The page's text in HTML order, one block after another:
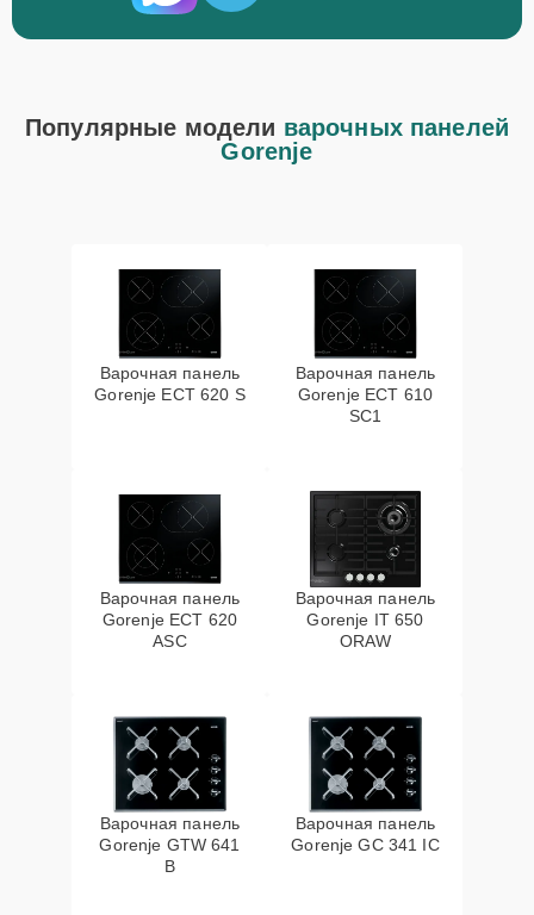
Популярные модели варочных панелей
Gorenje
Варочная панель
Gorenje ECT 620 S
Варочная панель
Gorenje ECT 610
SC1
Варочная панель
Gorenje ECT 620
ASC
Варочная панель
Gorenje IT 650
ORAW
Варочная панель
Gorenje GTW 641
B
Варочная панель
Gorenje GC 341 IC